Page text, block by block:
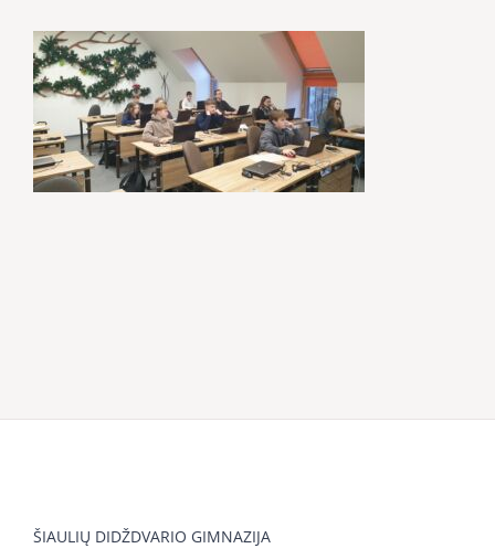
ŠIAULIŲ DIDŽDVARIO GIMNAZIJA